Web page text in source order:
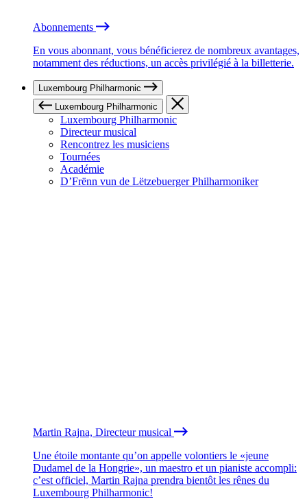
Abonnements
En vous abonnant, vous bénéficierez de nombreux avantages,
notamment des réductions, un accès privilégié à la billetterie.
Luxembourg Philharmonic
Luxembourg Philharmonic
Luxembourg Philharmonic
Directeur musical
Rencontrez les musiciens
Tournées
Académie
D’Frënn vun de Lëtzebuerger Philharmoniker
Martin Rajna, Directeur musical
Une étoile montante qu’on appelle volontiers le «jeune
Dudamel de la Hongrie», un maestro et un pianiste accompli:
c’est officiel, Martin Rajna prendra bientôt les rênes du
Luxembourg Philharmonic!